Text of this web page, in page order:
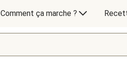
Comment ça marche ?